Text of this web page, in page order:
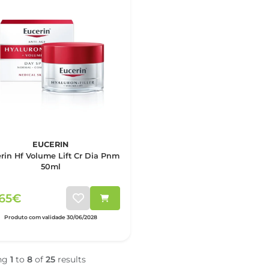
EUCERIN
Hf Volume Lift Cr Dia Pnm
50ml
Produto com validade 30/06/2028
1 to 8 of 25 results